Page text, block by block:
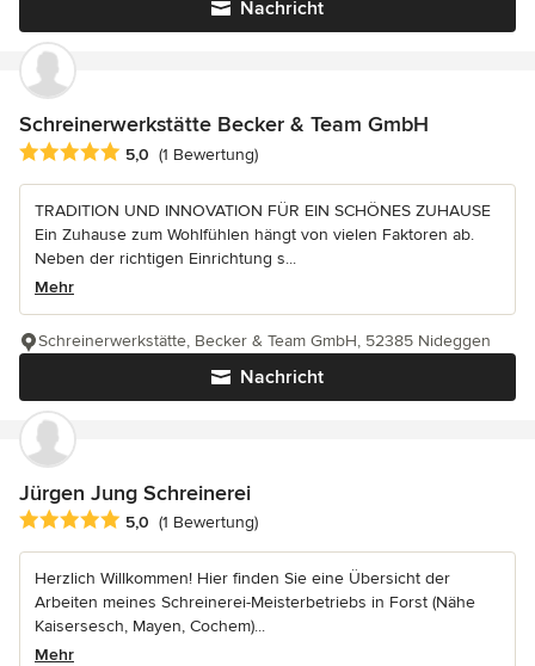
Nachricht
Schreinerwerkstätte Becker & Team GmbH
Durchschnittliche Bewertung: 5 von 5 Sternen
5,0 (1 Bewertung)
TRADITION UND INNOVATION FÜR EIN SCHÖNES ZUHAUSE
Ein Zuhause zum Wohlfühlen hängt von vielen Faktoren ab.
Neben der richtigen Einrichtung s...
Mehr
Nachricht
Schreinerwerkstätte, Becker & Team GmbH, 52385 Nideggen
Jürgen Jung Schreinerei
Durchschnittliche Bewertung: 5 von 5 Sternen
5,0 (1 Bewertung)
Herzlich Willkommen! Hier finden Sie eine Übersicht der
Arbeiten meines Schreinerei-Meisterbetriebs in Forst (Nähe
Kaisersesch, Mayen, Cochem)...
Mehr